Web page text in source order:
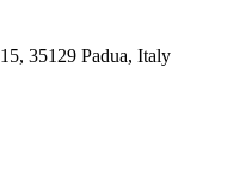
35129 Padua, Italy